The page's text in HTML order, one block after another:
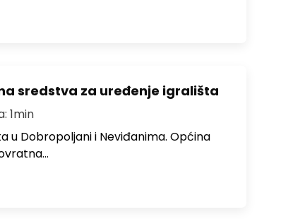
sredstva za uređenje igrališta
1min
u Dobropoljani i Neviđanima. Općina